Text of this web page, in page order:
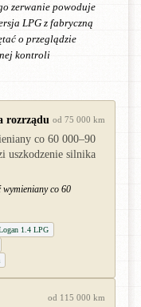
zerwanie powoduje
LPG z fabryczną
o przeglądzie
kontroli
rozrządu od 75 000 km
co 60 000–90
uszkodzenie silnika
wymieniany co 60
1.4 LPG
od 115 000 km